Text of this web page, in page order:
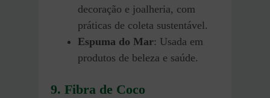
decoração e joalheria, com
práticas de coleta sustentável.
Espuma do Mar: Usada em
produtos de beleza e saúde.
9. Fibra de Coco